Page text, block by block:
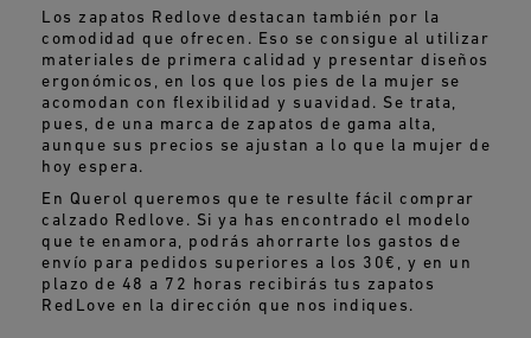
Los zapatos Redlove destacan también por la
comodidad que ofrecen. Eso se consigue al utilizar
materiales de primera calidad y presentar diseños
ergonómicos, en los que los pies de la mujer se
acomodan con flexibilidad y suavidad. Se trata,
pues, de una marca de zapatos de gama alta,
aunque sus precios se ajustan a lo que la mujer de
hoy espera.
En Querol queremos que te resulte fácil comprar
calzado Redlove. Si ya has encontrado el modelo
que te enamora, podrás ahorrarte los gastos de
envío para pedidos superiores a los 30€, y en un
plazo de 48 a 72 horas recibirás tus zapatos
RedLove en la dirección que nos indiques.